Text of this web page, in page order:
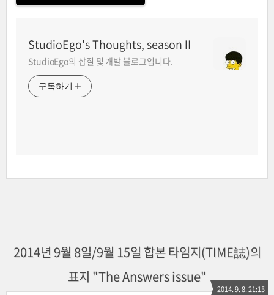
StudioEgo's Thoughts, seasonⅡ
StudioEgo의 삽질 및 개발 블로그입니다.
구독하기
2014년 9월 8일/9월 15일 합본 타임지(TIME誌)의
표지 "The Answers issue"
2014. 9. 8. 21:15